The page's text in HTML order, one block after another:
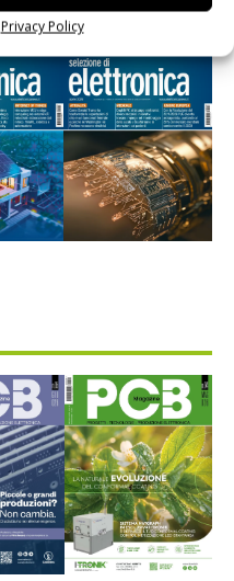
Privacy Policy